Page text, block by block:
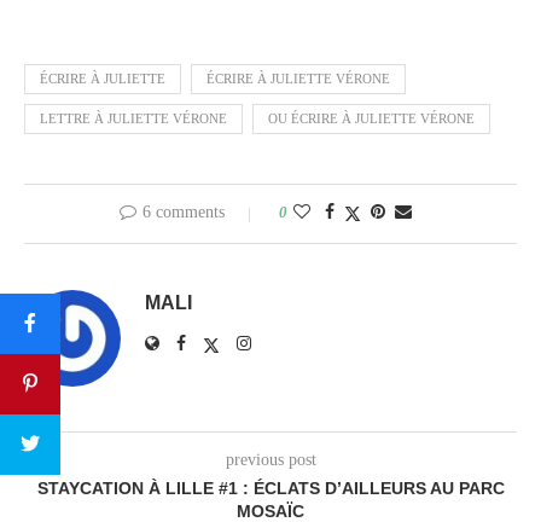
ÉCRIRE À JULIETTE ÉCRIRE À JULIETTE VÉRONE
LETTRE À JULIETTE VÉRONE OU ÉCRIRE À JULIETTE VÉRONE
6 comments 0
MALI
previous post
STAYCATION À LILLE #1 : ÉCLATS D’AILLEURS AU PARC
MOSAÏC